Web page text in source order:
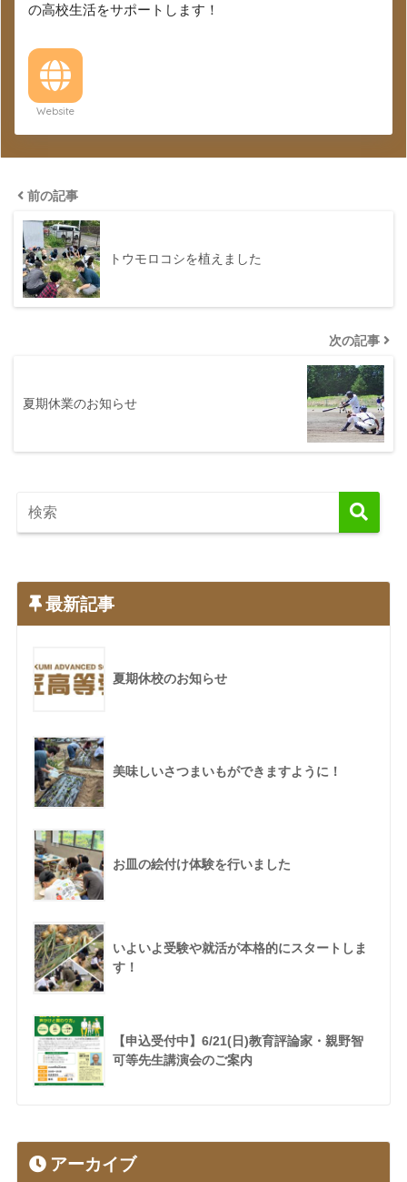
の高校生活をサポートします！
Website
前の記事
トウモロコシを植えました
次の記事
夏期休業のお知らせ
最新記事
夏期休校のお知らせ
美味しいさつまいもができますように！
お皿の絵付け体験を行いました
いよいよ受験や就活が本格的にスタートしま
す！
【申込受付中】6/21(日)教育評論家・親野智
可等先生講演会のご案内
アーカイブ